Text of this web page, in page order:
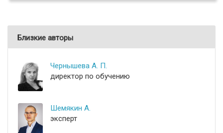
Близкие авторы
Чернышева А. П.
директор по обучению
Шемякин А.
эксперт